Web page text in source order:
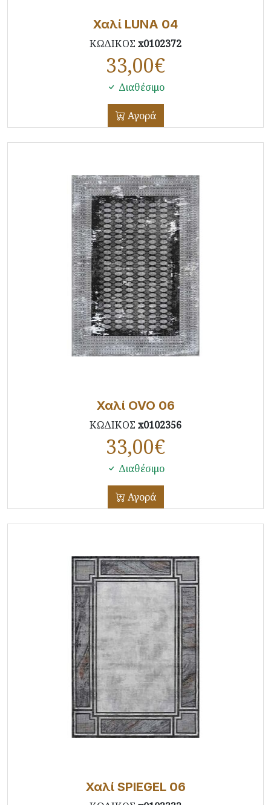
Χαλί LUNA 04
ΚΩΔΙΚΟΣ x0102372
33,00€
Διαθέσιμο
Αγορά
Χαλί OVO 06
ΚΩΔΙΚΟΣ x0102356
33,00€
Διαθέσιμο
Αγορά
Χαλί SPIEGEL 06